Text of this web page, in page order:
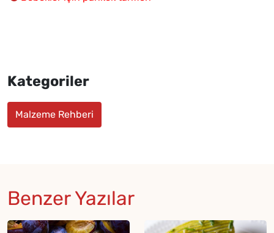
Kategoriler
Malzeme Rehberi
Benzer Yazılar